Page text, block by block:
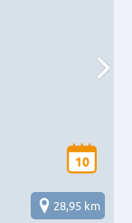
10
28,95 km